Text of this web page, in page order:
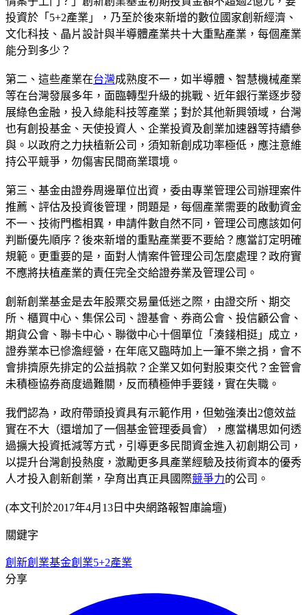
投資於「5+2產業」，乃至於後來新增的數位國家創新經濟、
文化科技、晶片設計與半導體產業共十大重點產業，每個產業
能分到多少？
第二、這些產業在台灣成熟度不一，如半導體、智慧機械產業
等在台灣發展多年，面臨轉型升級的挑戰、近年銀行業逐步發
展綠色金融，投入綠能科技等產業；對於其他新興領域，台灣
也有創投基金、天使投資人、企業投資及創業加速器等持續參
與。以政府之力扶植新公司，須知新創成功率極低，應注意維
持公平競爭，勿傷害民間商業環境。
第三、基金由證券周邊單位出資，委由專業管理公司辦理案件
推薦、評估及投資後管理，問題是，每個產業需要的啟動資金
不一、技術門檻相異，申請件數自然不同，管理公司應該如何
判斷優先順序？後來新增的重點產業要不要給？應當訂定明確
規範。更重要的是，面對人情案件管理公司怎麼處理？政府實
不應將扶植產業的責任完全交給證券業及管理公司。
創新創業基金是去年股票交易量低迷之際，由證交所、期交
所、櫃買中心、集保公司、證基會、券商公會、投信顧公會、
期貨公會、聯卡中心、聯徵中心十個單位「湊錢相挺」成立，
證券業本已慘澹經營，在年底又臨時加上一筆不樂之捐，會不
會排擠原先排定的公益捐款？企業又如何對股東交代？金管會
未積極協券商度過難關，反而積極伸手要錢，實在失職。
我們認為，政府帶頭投資具有示範作用，但勉強湊出2億效益
實在不大（還增加了一個基金管理委員會），應當構思如何透
過擴大投資抵減等方式，引導更多民間資金進入初創期公司，
以提升台灣創投熱度，激勵更多具產業經驗及技術資本的優秀
人才投入創新創業，孕育出真正具國際競爭力的公司。
(本文刊於2017年4月13日中央網路報智庫論壇)
關鍵字
創新創業基金創業5+2產業
分享